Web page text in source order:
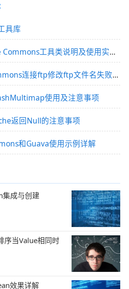
具库
Java常用类库Apache Commons工具类说明及使用实例详解
java使用apache commons连接ftp修改ftp文件名失败原因
使用及注意事项
返回Null的注意事项
和Guava使用示例详解
集成与创建
序当Value相同时
效果详解